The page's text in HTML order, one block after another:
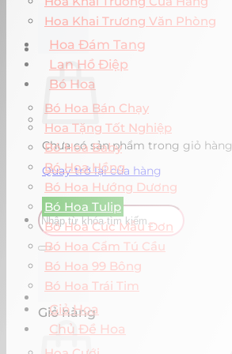
Chưa có sản phẩm trong giỏ hàng.
Quay trở lại cửa hàng
Tìm
kiếm:
Giỏ hàng
Hoa Khai Trương Văn Phòng
Hoa Đám Tang
Lan Hồ Điệp
Bó Hoa
Bó Hoa Bán Chạy
Hoa Tặng Tốt Nghiệp
Bó Hoa Baby
Bó Hoa Hồng
Bó Hoa Hướng Dương
Bó Hoa Tulip
Bó Hoa Cúc Mẫu Đơn
Bó Hoa Cẩm Tú Cầu
Bó Hoa 99 Bông
Bó Hoa Trái Tim
Giỏ Hoa
Chủ Đề Hoa